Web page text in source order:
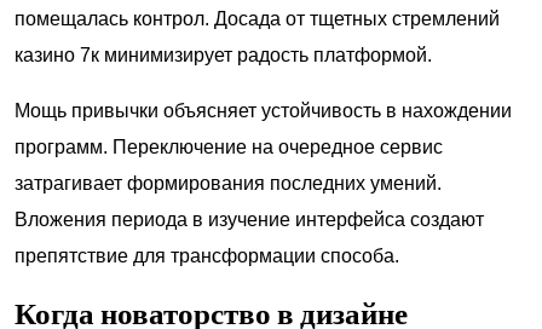
помещалась контрол. Досада от тщетных стремлений
казино 7к минимизирует радость платформой.
Мощь привычки объясняет устойчивость в нахождении
программ. Переключение на очередное сервис
затрагивает формирования последних умений.
Вложения периода в изучение интерфейса создают
препятствие для трансформации способа.
Когда новаторство в дизайне